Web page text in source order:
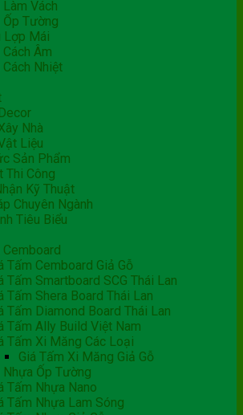
Vách
Tường
Lợp Mái
Âm
Nhiệt
Nhà
Liệu
Sản Phẩm
Thi Công
Kỹ Thuật
Chuyên Ngành
Tiêu Biểu
Cemboard
Tấm Cemboard Giả Gỗ
Tấm Smartboard SCG Thái Lan
Tấm Shera Board Thái Lan
Tấm Diamond Board Thái Lan
Tấm Ally Build Việt Nam
Tấm Xi Măng Các Loại
Giá Tấm Xi Măng Giả Gỗ
Nhựa Ốp Tường
Tấm Nhựa Nano
Tấm Nhựa Lam Sóng